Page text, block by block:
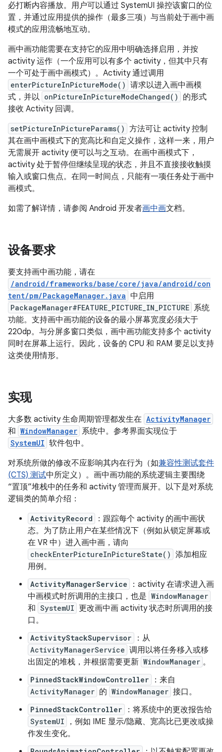
必打断内容播放。用户可以通过 SystemUI 操控该窗口的位
置，并通过应用提供的操作（最多三项）与当前处于画中画
模式的应用流畅地互动。
画中画功能需要在支持它的应用中明确选择启用，并按
activity 运作（一个应用可以有多个 activity，但其中只有
一个可处于画中画模式）。Activity 通过调用
enterPictureInPictureMode() 请求以进入画中画模
式，并以 onPictureInPictureModeChanged()
的形式
接收 Activity 回调。
setPictureInPictureParams() 方法可让 activity 控制
其在画中画模式下的宽高比和自定义操作，这样一来，用户
无需展开 activity 便可以与之互动。在画中画模式下，
activity 处于暂停但继续呈现的状态，并且不直接接收触摸
输入或窗口焦点。在同一时间点，只能有一项任务处于画中
画模式。
如需了解详情，请参阅 Android 开发者画中画文档。
设备要求
要支持画中画功能，请在
/android/frameworks/base/core/java/android/con
tent/pm/PackageManager.java 中启用
PackageManager#FEATURE_PICTURE_IN_PICTURE 系统
功能。支持画中画功能的设备的最小屏幕宽度必须大于
220dp。与分屏多窗口类似，画中画功能支持多个 activity
同时在屏幕上运行。因此，设备的 CPU 和 RAM 要足以支持
这类使用情形。
实现
大多数 activity 生命周期管理都发生在 ActivityManager
和 WindowManager 系统中。参考界面实现位于
SystemUI 软件包中。
对系统所做的修改不应影响其内在行为（如兼容性测试套件
(CTS) 测试中所定义）。画中画功能的系统逻辑主要围绕
“置顶”堆栈中的任务和 activity 管理而展开。以下是对系统
逻辑类的简单介绍：
ActivityRecord
：跟踪每个 activity 的画中画状
态。为了防止用户在某些情况下（例如从锁定屏幕或
在 VR 中）进入画中画，请向
checkEnterPictureInPictureState() 添加相应
用例。
ActivityManagerService
：activity 在请求进入画
中画模式时所调用的主接口，也是 WindowManager
和 SystemUI 更改画中画 activity 状态时所调用的接
口。
ActivityStackSupervisor ：从
ActivityManagerService 调用以将任务移入或移
出固定的堆栈，并根据需要更新 WindowManager 。
PinnedStackWindowController ：来自
ActivityManager 的 WindowManager 接口。
PinnedStackController ：将系统中的更改报告给
SystemUI
，例如 IME 显示/隐藏、宽高比已更改或操
作发生变化。